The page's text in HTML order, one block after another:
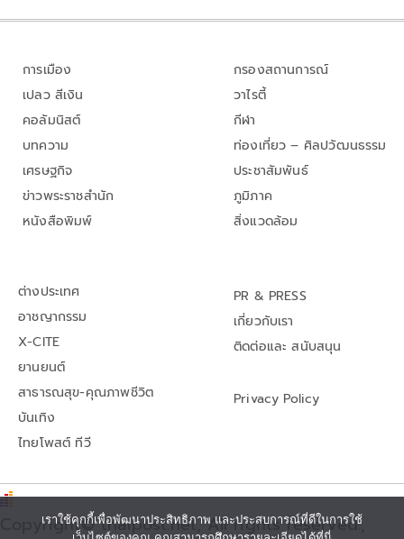
การเมือง
เปลว สีเงิน
คอลัมนิสต์
บทความ
เศรษฐกิจ
ข่าวพระราชสำนัก
หนังสือพิมพ์
กรองสถานการณ์
วาไรตี้
กีฬา
ท่องเที่ยว – ศิลปวัฒนธรรม
ประชาสัมพันธ์
ภูมิภาค
สิ่งแวดล้อม
ต่างประเทศ
อาชญากรรม
X-CITE
ยานยนต์
สาธารณสุข-คุณภาพชีวิต
บันเทิง
ไทยโพสต์ ทีวี
PR & PRESS
เกี่ยวกับเรา
ติดต่อและ สนับสนุน
Privacy Policy
Copyright© thaipost.net, All rights reserved.,
เราใช้คุกกี้เพื่อพัฒนาประสิทธิภาพ และประสบการณ์ที่ดีในการใช้